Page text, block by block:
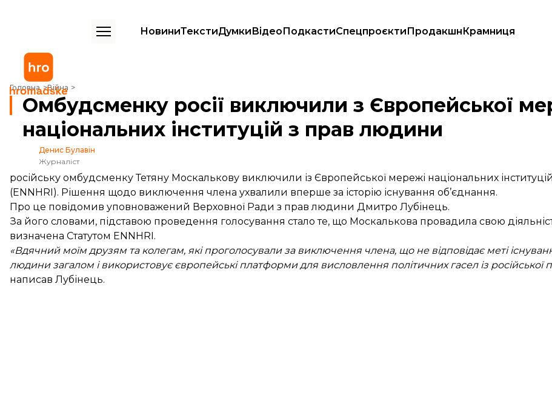
НовиниТекстиДумкиВідеоПодкастиСпецпроєктиПродакшнКрамниця
Головна Війна
Омбудсменку росії виключили з Європейської мережі національних інституцій з прав людини
Омбудсменку росії виключили з Європейської
національних інституцій з прав людини
Денис Булавін
Журналіст
російську омбудсменку Тетяну Москалькову виключили із Європейської мережі національних
(ENNHRI). Рішення щодо виключення члена ухвалили вперше за історію існування об’єднання.
Про це повідомив уповноважений Верховної Ради з прав людини Дмитро Лубінець.
За його словами, підставою проведення голосування стало те, що Москалькова провадила свою
визначена Статутом ENNHRI.
«Вдячний моїм друзям та колегам, які проголосували за виключення члена, що не відповідає меті
людини загалом і використовує європейські платформи для висловлення політичних гасел із російської
написав Лубінець.